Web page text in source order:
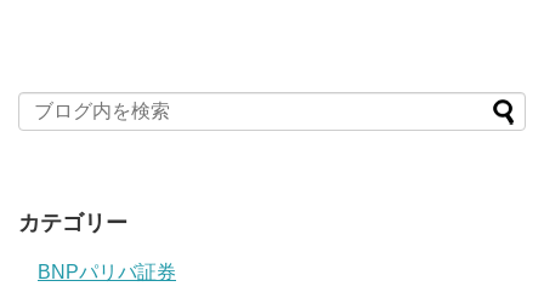
カテゴリー
BNPパリバ証券